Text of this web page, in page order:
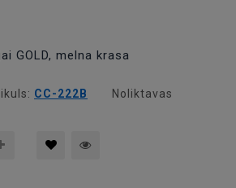
GOLD, melna krasa
CC-222B
Noliktavas